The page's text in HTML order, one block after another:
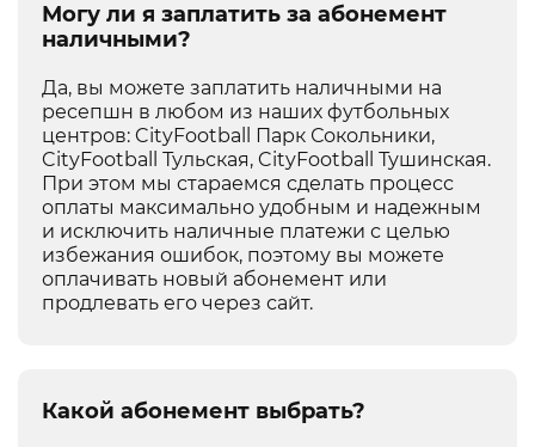
Могу ли я заплатить за абонемент
наличными?
Да, вы можете заплатить наличными на
ресепшн в любом из наших футбольных
центров: CityFootball Парк Сокольники,
CityFootball Тульская, CityFootball Тушинская.
При этом мы стараемся сделать процесс
оплаты максимально удобным и надежным
и исключить наличные платежи с целью
избежания ошибок, поэтому вы можете
оплачивать новый абонемент или
продлевать его через сайт.
Какой абонемент выбрать?